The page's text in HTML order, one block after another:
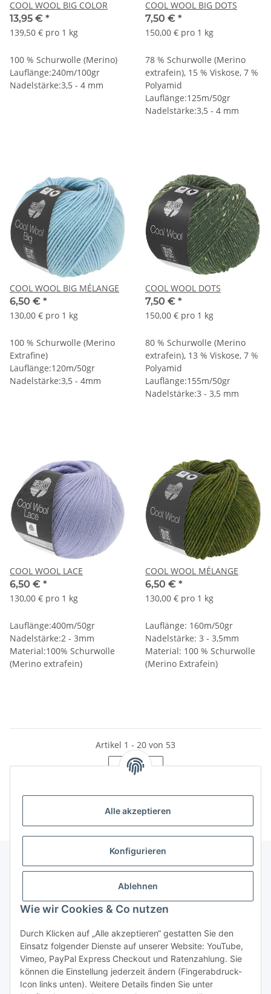
Alle akzeptieren
Konfigurieren
Ablehnen
Wie wir Cookies & Co nutzen
Durch Klicken auf „Alle akzeptieren“ gestatten Sie den
Einsatz folgender Dienste auf unserer Website: YouTube,
Vimeo, PayPal Express Checkout und Ratenzahlung. Sie
können die Einstellung jederzeit ändern (Fingerabdruck-
Icon links unten). Weitere Details finden Sie unter
COOL WOOL BIG COLOR
13,95 € *
139,50 € pro 1 kg
100 % Schurwolle (Merino)
Lauflänge:240m/100gr
Nadelstärke:3,5 - 4 mm
COOL WOOL BIG DOTS
7,50 € *
150,00 € pro 1 kg
78 % Schurwolle (Merino
extrafein), 15 % Viskose, 7 %
Polyamid
Lauflänge:125m/50gr
Nadelstärke:3,5 - 4 mm
COOL WOOL BIG MÉLANGE
6,50 € *
130,00 € pro 1 kg
100 % Schurwolle (Merino
Extrafine)
Lauflänge:120m/50gr
Nadelstärke:3,5 - 4mm
COOL WOOL DOTS
7,50 € *
150,00 € pro 1 kg
80 % Schurwolle (Merino
extrafein), 13 % Viskose, 7 %
Polyamid
Lauflänge:155m/50gr
Nadelstärke:3 - 3,5 mm
COOL WOOL LACE
6,50 € *
130,00 € pro 1 kg
Lauflänge:400m/50gr
Nadelstärke:2 - 3mm
Material:100% Schurwolle
(Merino extrafein)
COOL WOOL MÉLANGE
6,50 € *
130,00 € pro 1 kg
Lauflänge: 160m/50gr
Nadelstärke: 3 - 3,5mm
Material: 100 % Schurwolle
(Merino Extrafein)
Artikel 1 - 20 von 53
Seite1
Gesetzliche Informationen